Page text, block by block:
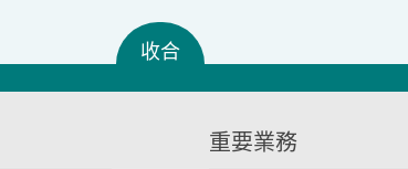
收合
重要業務